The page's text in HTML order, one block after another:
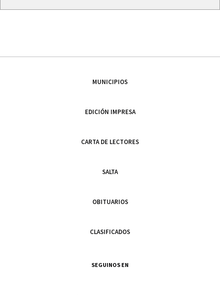
MUNICIPIOS
EDICIÓN IMPRESA
CARTA DE LECTORES
SALTA
OBITUARIOS
CLASIFICADOS
SEGUINOS EN